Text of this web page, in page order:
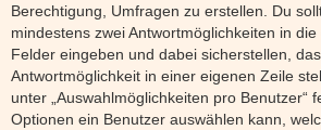
Berechtigung, Umfragen zu erstellen. Du
mindestens zwei Antwortmöglichkeiten in
Felder eingeben und dabei sicherstellen,
Antwortmöglichkeit in einer eigenen Zeile
unter „Auswahlmöglichkeiten pro Benutzer“
Optionen ein Benutzer auswählen kann,